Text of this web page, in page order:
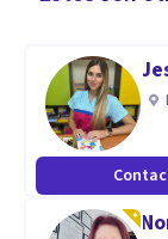
Este proceso,
espacio seguro
validación y
ello, considero
libre de ideas